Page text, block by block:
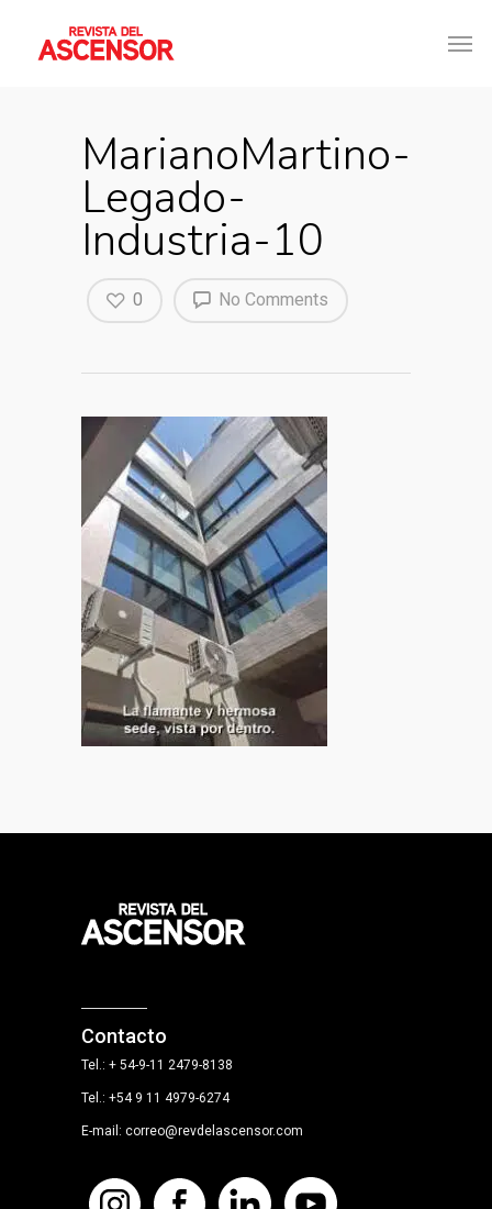
MarianoMartino-
Legado-
Industria-10
No Comments
0
Contacto
Tel.: + 54-9-11 2479-8138
Tel.: +54 9 11 4979-6274
E-mail: correo@revdelascensor.com